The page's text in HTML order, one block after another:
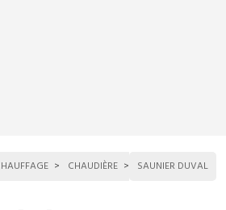
CHAUDIÈRE SAUNIER DUVAL